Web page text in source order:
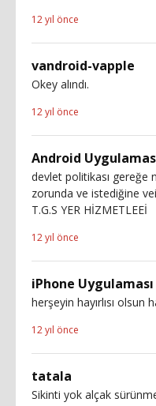
12 yıl önce
vandroid-vapple
Okey alındı.
12 yıl önce
Android
devlet politikası gereğe
zorunda ve istediğine
T.G.S YER HİZMETLEEİ
12 yıl önce
iPhone Uygulaması
herşeyin hayırlısı olsun
12 yıl önce
tatala
Sikinti yok alçak